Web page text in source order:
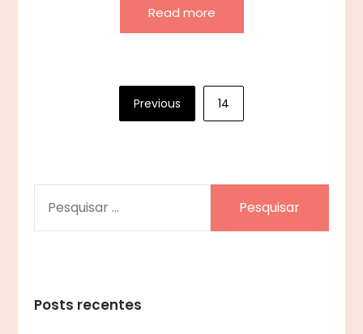
Read more
Paginação
Previous 14
POR:
Posts recentes